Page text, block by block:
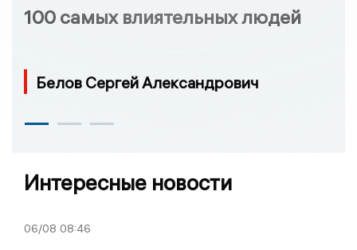
100 самых влиятельных людей
Белов Сергей Александрович
Интересные новости
06/08 08:46